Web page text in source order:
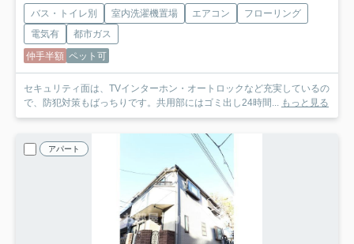
バス・トイレ別 室内洗濯機置場 エアコン
フローリング
電気有
都市ガス
仲手半額 ペット可
セキュリティ面は、TVインターホン・オートロックなど充実しているの
で、防犯対策もばっちりです。共用部にはゴミ出し24時間...
もっと見る
アパート